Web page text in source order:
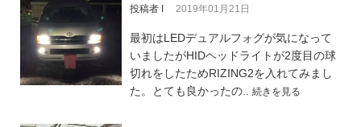
投稿者 I 2019年01月21日
最初はLEDデュアルフォグが気になって
いましたがHIDヘッドライトが2度目の球
切れをしたためRIZING2を入れてみまし
た。とても良かったの.. 続きを見る